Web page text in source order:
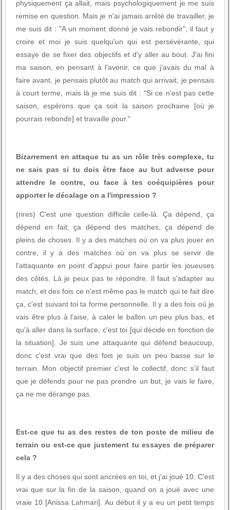
physiquement ça allait, mais psychologiquement je me suis
remise en question. Mais je n'ai jamais arrêté de travailler, je
me suis dit : "A un moment donné je vais rebondir", il faut y
croire et moi je suis quelqu'un qui est persévérante, qui
essaye de se fixer des objectifs et d'y aller au bout. J'ai fini
ma saison, en pensant à l'avenir, ce que j'avais du mal à
faire avant, je pensais plutôt au match qui arrivait, je pensais
à court terme, mais là je me suis dit : "Si ce n'est pas cette
saison, espérons que ça soit la saison prochaine [où je
pourrais rebondir] et travaille pour."
Bizarrement en attaque tu as un rôle très complexe, tu
ne sais pas si tu dois être face au but adverse pour
attendre le contre, ou face à tes coéquipières pour
apporter le décalage on a l'impression ?
(rires) C'est une question difficile celle-là. Ça dépend, ça
dépend en fait, ça dépend des matches, ça dépend de
pleins de choses. Il y a des matches où on va plus jouer en
contre, il y a des matches où on va plus se servir de
l'attaquante en point d'appui pour faire partir les joueuses
des côtés. Là je peux pas te répondre. Il faut s'adapter au
match, et des fois ce n'est même pas le match qui te fait dire
ça, c'est suivant toi ta forme personnelle. Il y a des fois où je
vais être plus à l'aise, à caler le ballon un peu plus bas, et
qu'à aller dans la surface, c'est toi [qui décide en fonction de
la situation]. Je suis une attaquante qui défend beaucoup,
donc c'est vrai que des fois je suis un peu basse sur le
terrain. Mon objectif premier c'est le collectif, donc s'il faut
que je défends pour ne pas prendre un but, je vais le faire,
ça ne me dérange pas.
Est-ce que tu as des restes de ton poste de milieu de
terrain ou est-ce que justement tu essayes de préparer
cela ?
Il y a des choses qui sont ancrées en toi, et j'ai joué 10. C'est
vrai que sur la fin de la saison, quand on a joué avec une
vraie 10 [Anissa Lahmari]. Au début il y a eu un petit temps